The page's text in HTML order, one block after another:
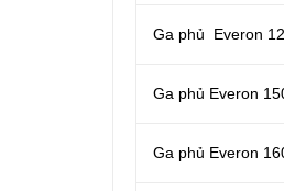
Ga phủ Everon
Ga phủ Everon
Ga phủ Everon